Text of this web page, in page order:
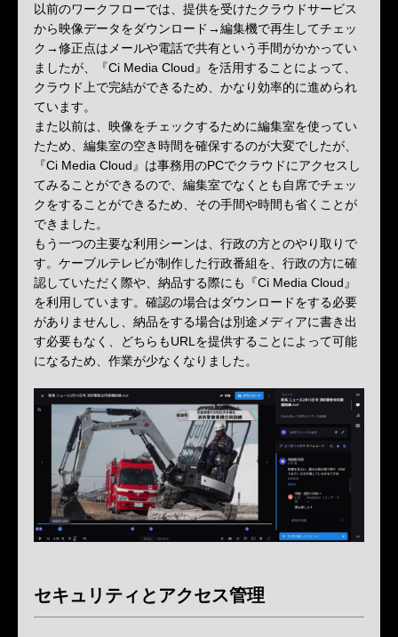
以前のワークフローでは、提供を受けたクラウドサービス
から映像データをダウンロード→編集機で再生してチェッ
ク→修正点はメールや電話で共有という手間がかかってい
ましたが、『Ci Media Cloud』を活用することによって、
クラウド上で完結ができるため、かなり効率的に進められ
ています。
また以前は、映像をチェックするために編集室を使ってい
たため、編集室の空き時間を確保するのが大変でしたが、
『Ci Media Cloud』は事務用のPCでクラウドにアクセスし
てみることができるので、編集室でなくとも自席でチェッ
クをすることができるため、その手間や時間も省くことが
できました。
もう一つの主要な利用シーンは、行政の方とのやり取りで
す。ケーブルテレビが制作した行政番組を、行政の方に確
認していただく際や、納品する際にも『Ci Media Cloud』
を利用しています。確認の場合はダウンロードをする必要
がありませんし、納品をする場合は別途メディアに書き出
す必要もなく、どちらもURLを提供することによって可能
になるため、作業が少なくなりました。
セキュリティとアクセス管理